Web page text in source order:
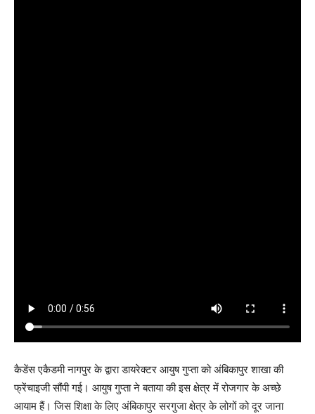
कैडेंस एकैडमी नागपुर के द्वारा डायरेक्टर आयुष गुप्ता को अंबिकापुर शाखा की
फ्रेंचाइजी सौंपी गई। आयुष गुप्ता ने बताया की इस क्षेत्र में रोजगार के अच्छे
आयाम हैं। जिस शिक्षा के लिए अंबिकापुर सरगुजा क्षेत्र के लोगों को दूर जाना